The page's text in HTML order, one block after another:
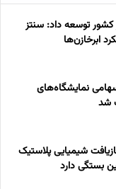
توسعه داد: سنتز
ابرخازن‌ها
نمایشگاه‌های
شد
شیمیایی پلاستیک
بستگی دارد